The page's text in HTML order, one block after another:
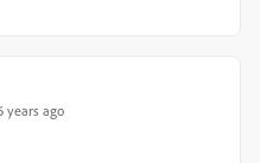
years ago